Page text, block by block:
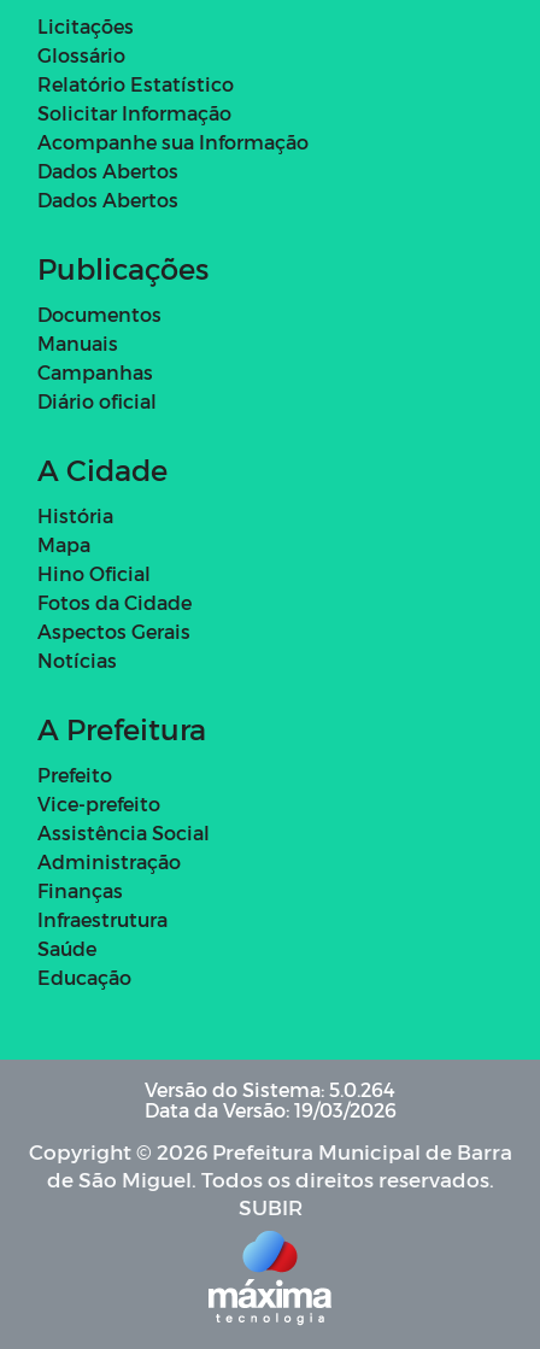
Licitações
Glossário
Relatório Estatístico
Solicitar Informação
Acompanhe sua Informação
Dados Abertos
Dados Abertos
Publicações
Documentos
Manuais
Campanhas
Diário oficial
A Cidade
História
Mapa
Hino Oficial
Fotos da Cidade
Aspectos Gerais
Notícias
A Prefeitura
Prefeito
Vice-prefeito
Assistência Social
Administração
Finanças
Infraestrutura
Saúde
Educação
Versão do Sistema: 5.0.264
Data da Versão: 19/03/2026
Copyright © 2026 Prefeitura Municipal de Barra
de São Miguel. Todos os direitos reservados.
SUBIR